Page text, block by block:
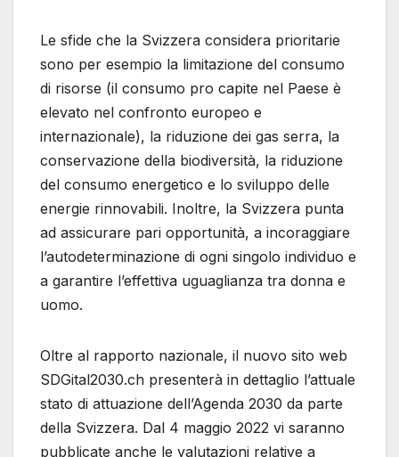
Le sfide che la Svizzera considera prioritarie
sono per esempio la limitazione del consumo
di risorse (il consumo pro capite nel Paese è
elevato nel confronto europeo e
internazionale), la riduzione dei gas serra, la
conservazione della biodiversità, la riduzione
del consumo energetico e lo sviluppo delle
energie rinnovabili. Inoltre, la Svizzera punta
ad assicurare pari opportunità, a incoraggiare
l’autodeterminazione di ogni singolo individuo e
a garantire l’effettiva uguaglianza tra donna e
uomo.
Oltre al rapporto nazionale, il nuovo sito web
SDGital2030.ch presenterà in dettaglio l’attuale
stato di attuazione dell’Agenda 2030 da parte
della Svizzera. Dal 4 maggio 2022 vi saranno
pubblicate anche le valutazioni relative a